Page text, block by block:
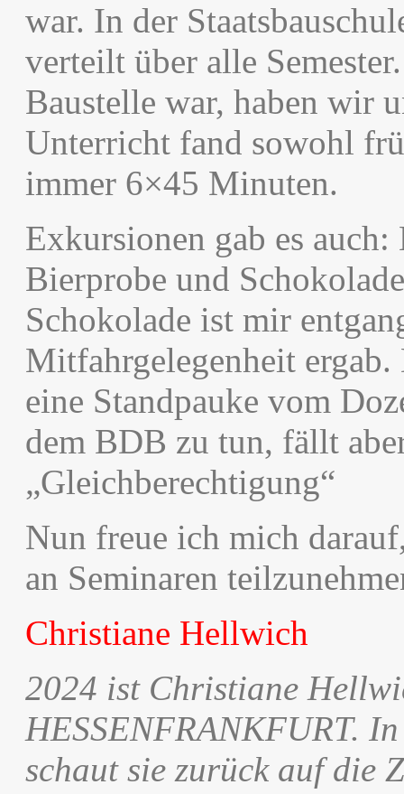
war. In der
verteilt über alle
Baustelle war, haben wir
Unterricht fand sowohl
immer 6×45 Minuten.
Exkursionen gab es
Bierprobe und
Schokolade ist mir
Mitfahrgelegenheit ergab.
eine Standpauke vom
dem BDB zu tun, fällt
„Gleichberechtigung“
Nun freue ich mich
an Seminaren
Christiane Hellwich
2024 ist Christiane
HESSENFRANKFURT.
schaut sie zurück auf die